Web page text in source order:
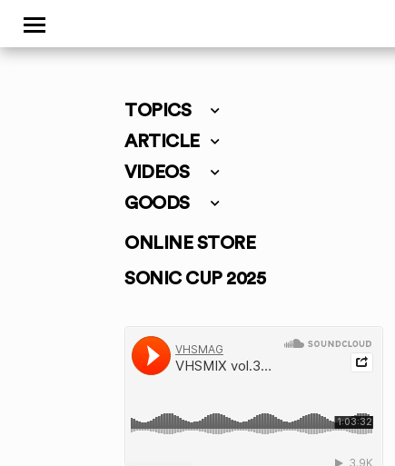
TOPICS
ARTICLE
VIDEOS
GOODS
ONLINE STORE
SONIC CUP 2025